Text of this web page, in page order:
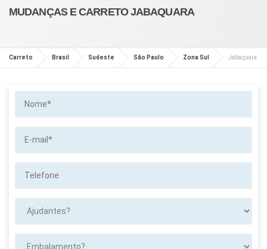
MUDANÇAS E CARRETO JABAQUARA
Carreto Brasil Sudeste São Paulo Zona Sul Jabaquara
mail*